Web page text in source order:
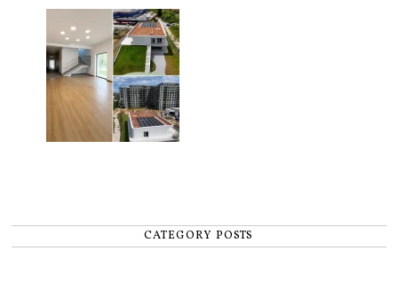
pentru copii
CATEGORY POSTS